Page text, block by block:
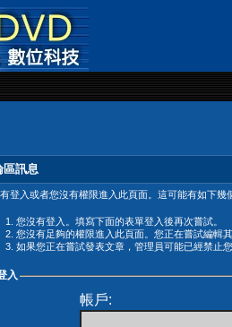
區訊息
登入或者您沒有權限進入此頁面。這可能有如下幾
您沒有登入。填寫下面的表單登入後再次嘗試。
您沒有足夠的權限進入此頁面。您正在嘗試編輯
如果您正在嘗試發表文章，管理員可能已經禁止
入
帳戶: